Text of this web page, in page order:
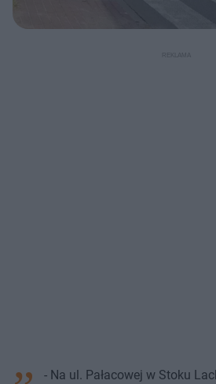
- Na ul. Pałacowej w Stoku